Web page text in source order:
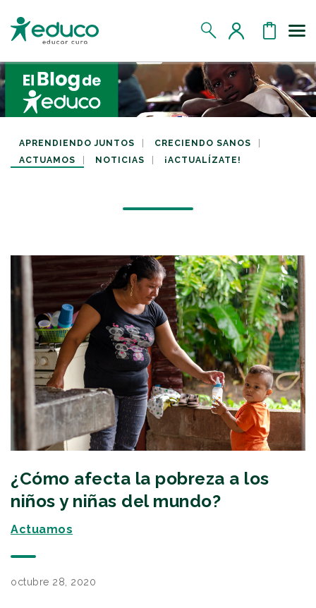
MIS DATOS
MIS APADRINADOS
MIS RETOS SOLIDARIOS
CERRAR SESIÓN
APRENDIENDO JUNTOS
CRECIENDO SANOS
ACTUAMOS
NOTICIAS ¡ACTUALÍZATE!
¿Cómo afecta la pobreza a los
niños y niñas del mundo?
Actuamos
octubre 28, 2020